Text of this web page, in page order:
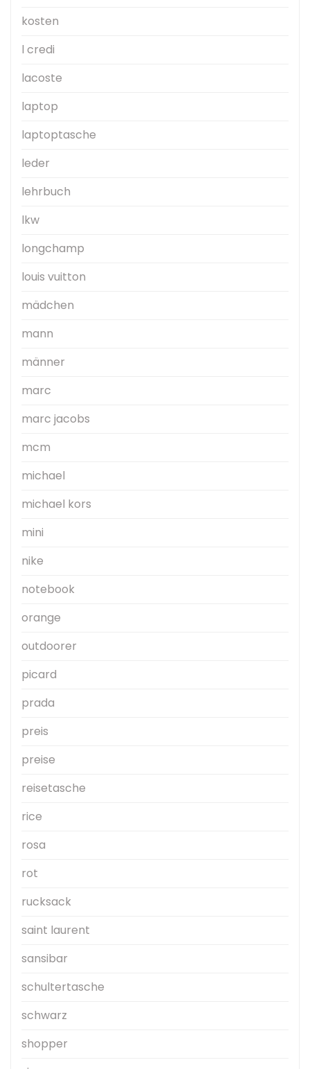
kosten
l credi
lacoste
laptop
laptoptasche
leder
lehrbuch
lkw
longchamp
louis vuitton
mädchen
mann
männer
marc
marc jacobs
mcm
michael
michael kors
mini
nike
notebook
orange
outdoorer
picard
prada
preis
preise
reisetasche
rice
rosa
rot
rucksack
saint laurent
sansibar
schultertasche
schwarz
shopper